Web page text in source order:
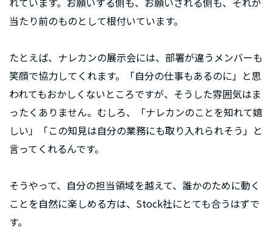
当たり前のものとして根付いています。
たとえば、ナレカンの展示会には、部署が違うメンバーも
笑顔で協力してくれます。「自分の仕事もあるのに」と思
われてもおかしくないところですが、そうした雰囲気はま
ったくありません。むしろ、「ナレカンのことを知れて嬉
しい」「この知見は自分の業務にも取り入れられそう」と
言ってくれるんです。
そうやって、自分の担当領域を越えて、誰かのために動く
ことを自然に楽しめる方は、Stock社にとても合うはずで
す。